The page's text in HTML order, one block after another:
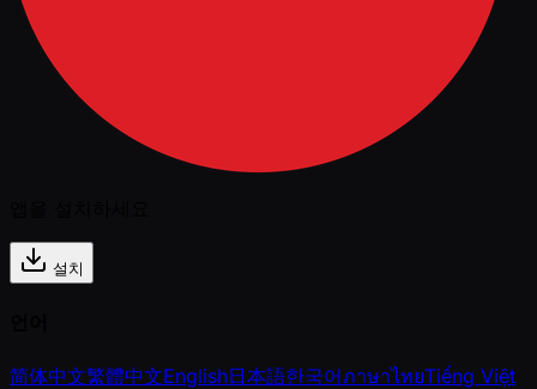
설치
简体中文繁體中文English日本語한국어ภาษาไทยTiếng Việt